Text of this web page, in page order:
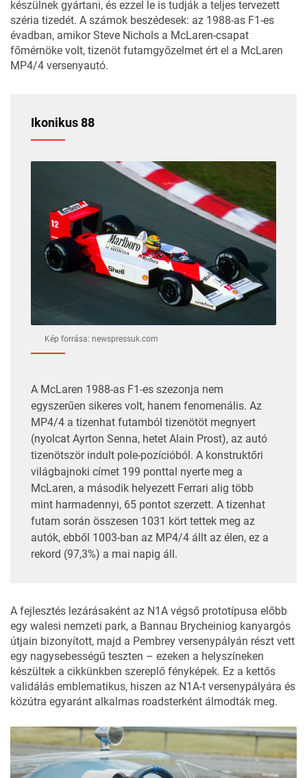
készülnek gyártani, és ezzel le is tudják a teljes tervezett
széria tizedét. A számok beszédesek: az 1988-as F1-es
évadban, amikor Steve Nichols a McLaren-csapat
főmérnöke volt, tizenöt futamgyőzelmet ért el a McLaren
MP4/4 versenyautó.
Ikonikus 88
Kép forrása: newspressuk.com
A McLaren 1988-as F1-es szezonja nem
egyszerűen sikeres volt, hanem fenomenális. Az
MP4/4 a tizenhat futamból tizenötöt megnyert
(nyolcat Ayrton Senna, hetet Alain Prost), az autó
tizenötször indult pole-pozícióból. A konstruktőri
világbajnoki címet 199 ponttal nyerte meg a
McLaren, a második helyezett Ferrari alig több
mint harmadennyi, 65 pontot szerzett. A tizenhat
futam során összesen 1031 kört tettek meg az
autók, ebből 1003-ban az MP4/4 állt az élen, ez a
rekord (97,3%) a mai napig áll.
A fejlesztés lezárásaként az N1A végső prototípusa előbb
egy walesi nemzeti park, a Bannau Brycheiniog kanyargós
útjain bizonyított, majd a Pembrey versenypályán részt vett
egy nagysebességű teszten – ezeken a helyszíneken
készültek a cikkünkben szereplő fényképek. Ez a kettős
validálás emblematikus, hiszen az N1A-t versenypályára és
közútra egyaránt alkalmas roadsterként álmodták meg.